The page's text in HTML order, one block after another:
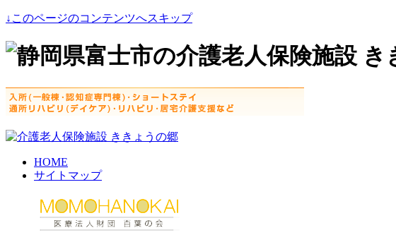
↓このページのコンテンツへスキップ
HOME
サイトマップ